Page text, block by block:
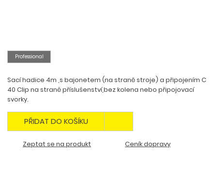
Professional
Sací hadice 4m ,s bajonetem (na straně stroje) a připojením C
40 Clip na straně příslušenství,bez kolena nebo připojovací
svorky.
PŘIDAT DO KOŠÍKU
Zeptat se na produkt Ceník dopravy